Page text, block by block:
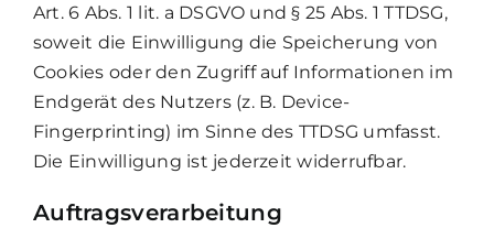
Art. 6 Abs. 1 lit. a DSGVO und § 25 Abs. 1 TTDSG,
soweit die Einwilligung die Speicherung von
Cookies oder den Zugriff auf Informationen im
Endgerät des Nutzers (z. B. Device-
Fingerprinting) im Sinne des TTDSG umfasst.
Die Einwilligung ist jederzeit widerrufbar.
Auftragsverarbeitung